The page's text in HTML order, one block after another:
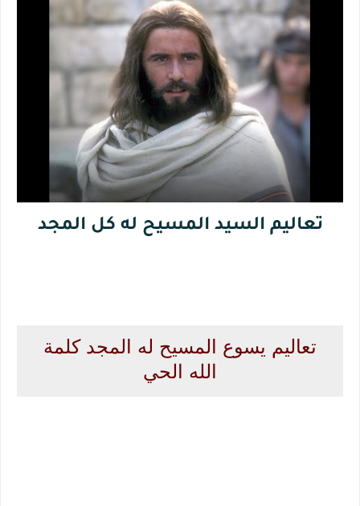
تعاليم السيد المسيح له كل المجد
تعاليم يسوع المسيح له المجد كلمة
الله الحي